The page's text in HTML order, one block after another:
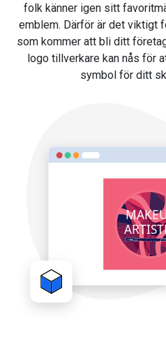
folk känner igen sitt
emblem. Därför är det viktigt
som kommer att bli ditt
logo tillverkare kan nås för
symbol för ditt